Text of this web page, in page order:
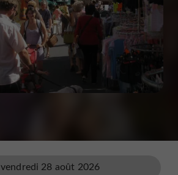
vendredi 28 août 2026